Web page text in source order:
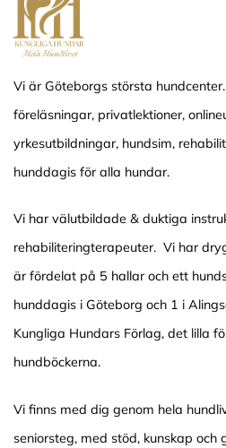
Vi är Göteborgs största
föreläsningar, privatlektioner,
yrkesutbildningar, hundsim,
hunddagis för alla hundar.
Vi har välutbildade & duktiga
rehabiliteringterapeuter. Vi har
är fördelat på 5 hallar och ett
hunddagis i Göteborg och 1 i
Kungliga Hundars Förlag, det lilla
hundböckerna.
Vi finns med dig genom hela
seniorsteg, med stöd, kunskap och